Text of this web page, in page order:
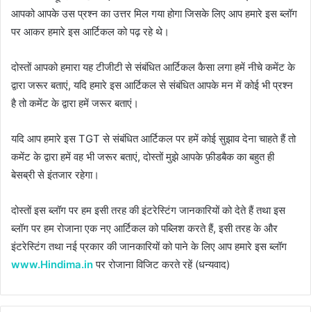
आपको आपके उस प्रश्न का उत्तर मिल गया होगा जिसके लिए आप हमारे इस ब्लॉग
पर आकर हमारे इस आर्टिकल को पढ़ रहे थे।
दोस्तों आपको हमारा यह टीजीटी से संबंधित आर्टिकल कैसा लगा हमें नीचे कमेंट के
द्वारा जरूर बताएं, यदि हमारे इस आर्टिकल से संबंधित आपके मन में कोई भी प्रश्न
है तो कमेंट के द्वारा हमें जरूर बताएं।
यदि आप हमारे इस TGT से संबंधित आर्टिकल पर हमें कोई सुझाव देना चाहते हैं तो
कमेंट के द्वारा हमें वह भी जरूर बताएं, दोस्तों मुझे आपके फ़ीडबैक का बहुत ही
बेसब्री से इंतजार रहेगा।
दोस्तों इस ब्लॉग पर हम इसी तरह की इंटरेस्टिंग जानकारियों को देते हैं तथा इस
ब्लॉग पर हम रोजाना एक नए आर्टिकल को पब्लिश करते हैं, इसी तरह के और
इंटरेस्टिंग तथा नई प्रकार की जानकारियों को पाने के लिए आप हमारे इस ब्लॉग
www.Hindima.inपर रोजाना विजिट करते रहें (धन्यवाद)